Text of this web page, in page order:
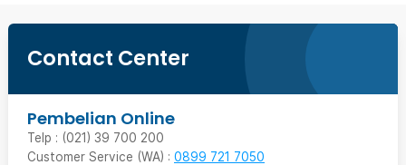
Contact Center
Pembelian Online
Telp : (021) 39 700 200
Customer Service (WA) : 0899 721 7050